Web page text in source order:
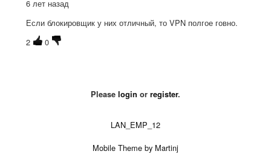
6 лет назад
Если блокировщик у них отличный, то VPN полгое говно.
2
0
Please login or register.
LAN_EMP_12
Mobile Theme by Martinj